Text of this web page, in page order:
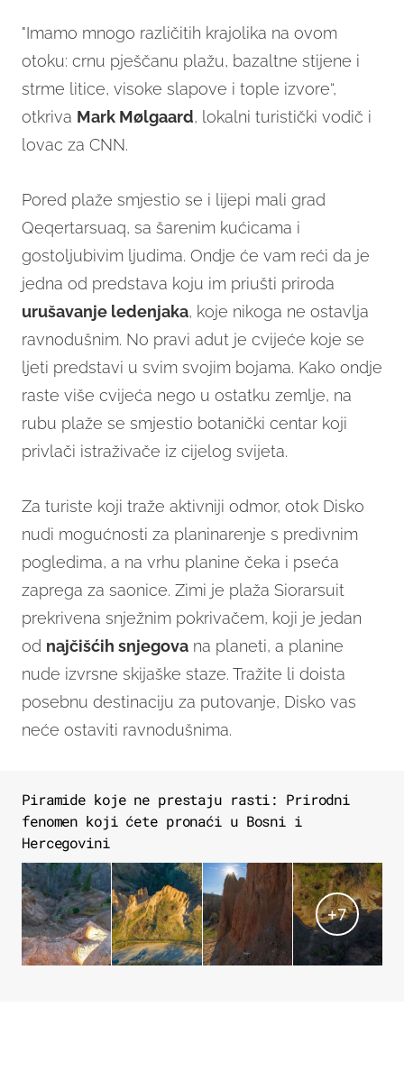
"Imamo mnogo različitih krajolika na ovom
otoku: crnu pješčanu plažu, bazaltne stijene i
strme litice, visoke slapove i tople izvore“,
otkriva Mark Mølgaard, lokalni turistički vodič i
lovac za CNN.
Pored plaže smjestio se i lijepi mali grad
Qeqertarsuaq, sa šarenim kućicama i
gostoljubivim ljudima. Ondje će vam reći da je
jedna od predstava koju im priušti priroda
urušavanje ledenjaka, koje nikoga ne ostavlja
ravnodušnim. No pravi adut je cvijeće koje se
ljeti predstavi u svim svojim bojama. Kako ondje
raste više cvijeća nego u ostatku zemlje, na
rubu plaže se smjestio botanički centar koji
privlači istraživače iz cijelog svijeta.
Za turiste koji traže aktivniji odmor, otok Disko
nudi mogućnosti za planinarenje s predivnim
pogledima, a na vrhu planine čeka i pseća
zaprega za saonice. Zimi je plaža Siorarsuit
prekrivena snježnim pokrivačem, koji je jedan
od najčišćih snjegova na planeti, a planine
nude izvrsne skijaške staze. Tražite li doista
posebnu destinaciju za putovanje, Disko vas
neće ostaviti ravnodušnima.
Piramide koje ne prestaju rasti: Prirodni
fenomen koji ćete pronaći u Bosni i
Hercegovini
+7